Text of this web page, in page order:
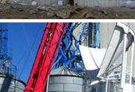
CLIQUEZ POUR